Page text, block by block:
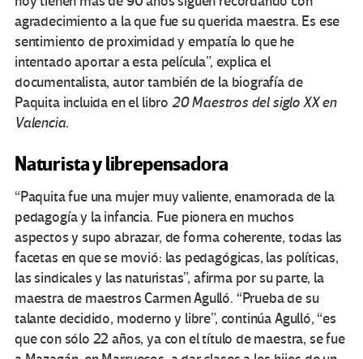
agradecimiento a la que fue su querida maestra. Es ese
sentimiento de proximidad y empatía lo que he
intentado aportar a esta película”, explica el
documentalista, autor también de la biografía de
Paquita incluida en el libro 20 Maestros del siglo XX en
Valencia.
Naturista y librepensadora
“Paquita fue una mujer muy valiente, enamorada de la
pedagogía y la infancia. Fue pionera en muchos
aspectos y supo abrazar, de forma coherente, todas las
facetas en que se movió: las pedagógicas, las políticas,
las sindicales y las naturistas”, afirma por su parte, la
maestra de maestros Carmen Agulló. “Prueba de su
talante decidido, moderno y libre”, continúa Agulló, “es
que con sólo 22 años, ya con el título de maestra, se fue